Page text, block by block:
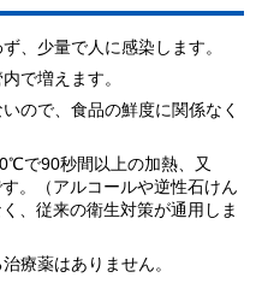
、少量で人に感染します。
で増えます。
ので、食品の鮮度に関係なく
で90秒間以上の加熱、又
。（アルコールや逆性石けん
、従来の衛生対策が通用しま
療薬はありません。